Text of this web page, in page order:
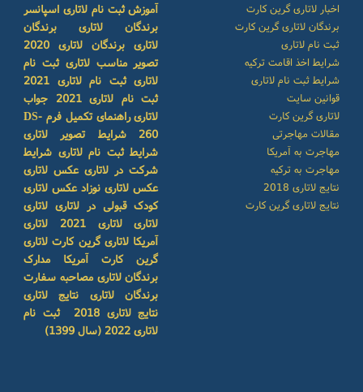
آموزش ثبت نام لاتاری اسپانسر
برندگان لاتاری
برندگان
لاتاری برندگان لاتاری 2020
تصویر مناسب لاتاری ثبت نام
لاتاری ثبت نام لاتاری 2021
ثبت نام لاتاری 2021
جواب
لاتاری
راهنمای تکمیل فرم DS-
260
شرایط تصویر لاتاری
شرایط ثبت نام لاتاری شرایط
شرکت در لاتاری عکس لاتاری
عکس لاتاری نوزاد عکس لاتاری
کودک قبولی در لاتاری لاتاری
لاتاریلاتاری 2021
لاتاری
آمریکا لاتاری گرین کارت لاتاری
گرین کارت آمریکا
مدارک
برندگان لاتاری مصاحبه سفارت
برندگان لاتاری
نتایج لاتاری
نتایج لاتاری 2018
ثبت نام
لاتاری 2022 (سال 1399)
اخبار لاتاری گرین کارت
برندگان لاتاری گرین کارت
ثبت نام لاتاری
شرایط اخذ اقامت ترکیه
شرایط ثبت نام لاتاری
قوانین سایت
لاتاری گرین کارت
مقالات مهاجرتی
مهاجرت به آمریکا
مهاجرت به ترکیه
نتایج لاتاری 2018
نتایج لاتاری گرین کارت